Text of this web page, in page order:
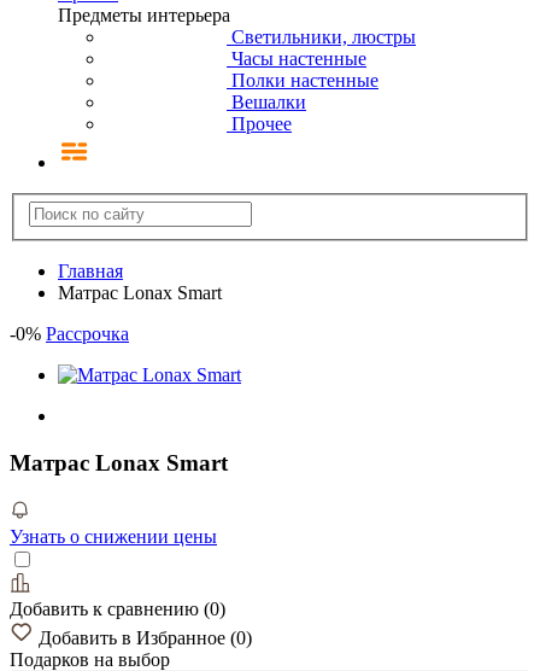
Предметы интерьера
Светильники, люстры
Часы настенные
Полки настенные
Вешалки
Прочее
Главная
Матрас Lonax Smart
-0% Рассрочка
Матрас Lonax Smart
Узнать о снижении цены
Добавить к сравнению (0)
Добавить в Избранное (0)
Подарков на выбор